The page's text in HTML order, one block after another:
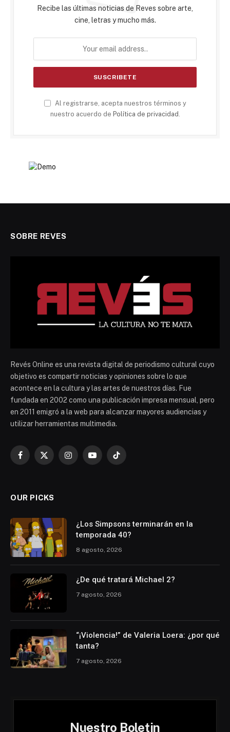
Recibe las últimas noticias de Reves sobre arte,
cine, letras y mucho más.
Al registrarse, acepta nuestros términos y
nuestro acuerdo de Política de privacidad
SOBRE REVES
Revés Online es una revista digital de periodismo cultural cuyo
objetivo es compartir noticias y opiniones sobre lo que
acontece en la cultura y las artes de nuestros días. Fue
fundada en 2002 como una publicación impresa mensual, pero
en 2011 emigró a la web para alcanzar mayores audiencias y
utilizar herramientas multimedia.
Facebook
X
InstagramYouTubeTikTok
OUR PICKS
¿Los Simpsons terminarán en la
temporada 40?
8 agosto, 2026
¿De qué tratará Michael 2?
7 agosto, 2026
“¡Violencia!” de Valeria Loera: ¿por qué
tanta?
7 agosto, 2026
Nuestro Boletin